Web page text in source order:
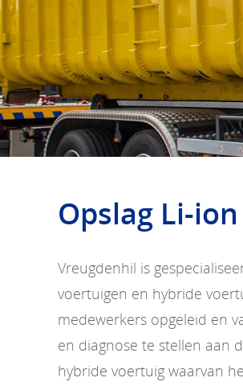
Opslag Li-
Vreugdenhil is
voertuigen en hybride
medewerkers opgeleid en
en diagnose te stellen aan
hybride voertuig waarvan